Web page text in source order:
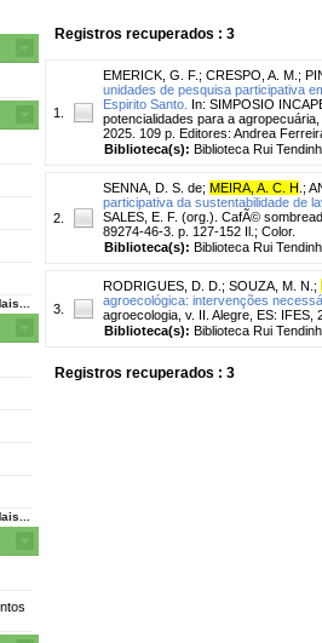
Registros recuperados : 3
1.
EMERICK, G. F. ; CRESPO, A. M. ;
unidades de pesquisa participativa
Espirito Santo. In: SIMPOSIO
potencialidades para a
2025. 109 p. Editores: Andrea
Biblioteca(s): Biblioteca Rui
2.
SENNA, D. S. de; MEIRA, A. C. H ;
participativa da sustentabilidade de
SALES, E. F. (org.). CafÃ©
89274-46-3. p. 127-152 Il.; Color.
Biblioteca(s): Biblioteca Rui
3.
RODRIGUES, D. D. ; SOUZA, M. N. ;
agroecológica: intervenções
agroecologia, v. II. Alegre, ES: IFES,
Biblioteca(s): Biblioteca Rui
Registros recuperados : 3